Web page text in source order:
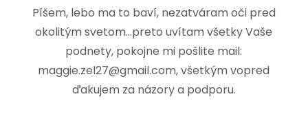
Píšem, lebo ma to baví, nezatváram oči pred
okolitým svetom...preto uvítam všetky Vaše
podnety, pokojne mi pošlite mail:
maggie.zel27@gmail.com, všetkým vopred
ďakujem za názory a podporu.